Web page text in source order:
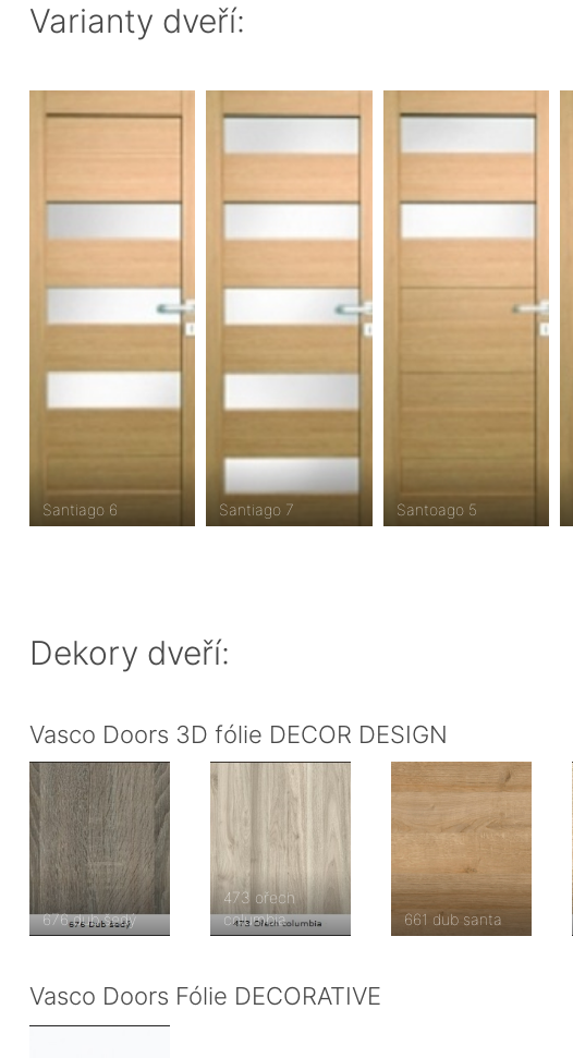
Varianty dveří:
Santiago 6 Santiago 7 Santoago 5
Dekory dveří:
Vasco Doors 3D fólie DECOR DESIGN
676 dub šedý
473 ořech
columbia
661 dub santa
Vasco Doors Fólie DECORATIVE